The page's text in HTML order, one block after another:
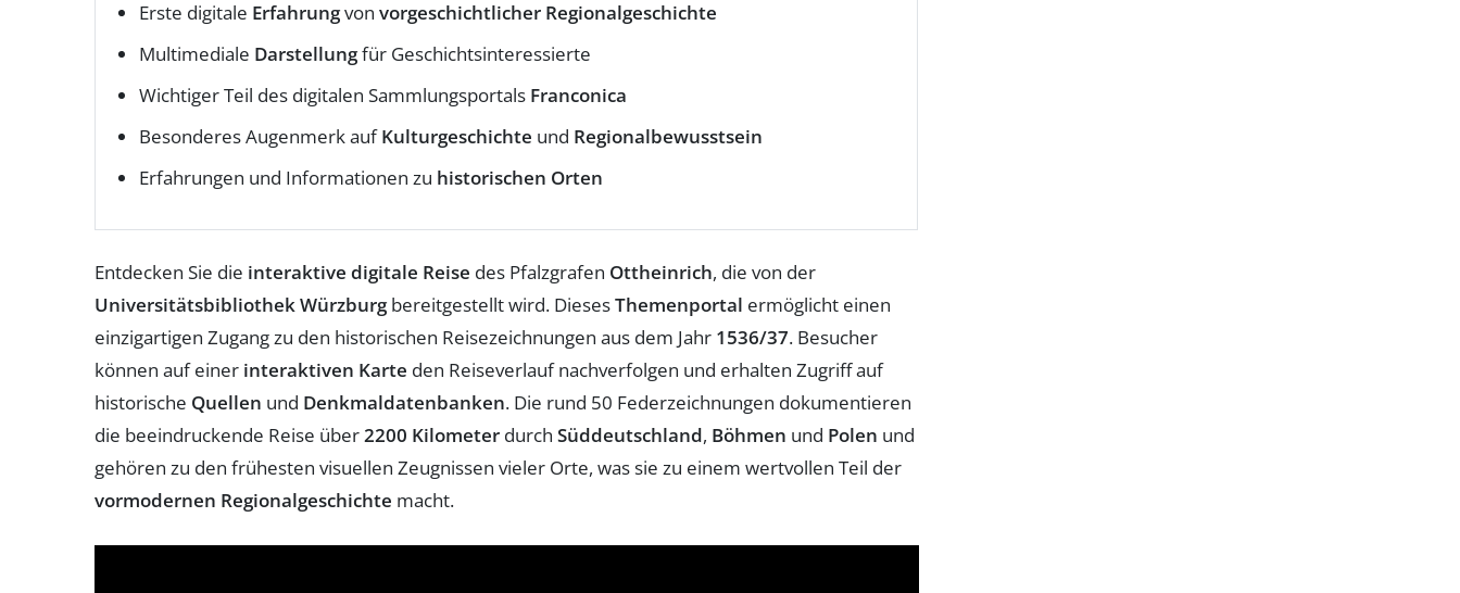
Erste digitale Erfahrungvon vorgeschichtlicher Regionalgeschichte
Multimediale Darstellungfür Geschichtsinteressierte
Wichtiger Teil des digitalen Sammlungsportals Franconica
Besonderes Augenmerk aufKulturgeschichte und Regionalbewusstsein
Erfahrungen und Informationen zu historischen Orten
Entdecken Sie die interaktive digitale Reise des Pfalzgrafen Ottheinrich, die von der
Universitätsbibliothek Würzburgbereitgestellt wird. DiesesThemenportal ermöglicht einen
einzigartigen Zugang zu den historischen Reisezeichnungen aus dem Jahr 1536/37. Besucher
können auf einer interaktiven Karte den Reiseverlauf nachverfolgen und erhalten Zugriff auf
historische Quellen und Denkmaldatenbanken. Die rund 50 Federzeichnungen dokumentieren
die beeindruckende Reise über2200 Kilometer durch Süddeutschland, Böhmen und Polen und
gehören zu den frühesten visuellen Zeugnissen vieler Orte, was sie zu einem wertvollen Teil der
vormodernen Regionalgeschichte macht.